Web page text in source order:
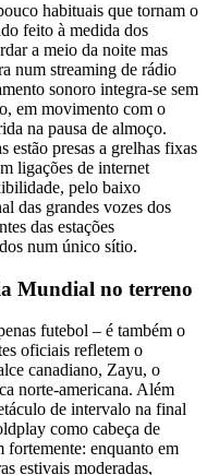
habituais que tornam o
feito à medida dos
a meio da noite mas
num streaming de rádio
sonoro integra-se sem
em movimento com o
na pausa de almoço.
estão presas a grelhas fixas
ligações de internet
pelo baixo
das grandes vozes dos
das estações
num único sítio.
Mundial no terreno
futebol – é também o
oficiais refletem o
canadiano, Zayu, o
norte-americana. Além
de intervalo na final
como cabeça de
fortemente: enquanto em
estivais moderadas,